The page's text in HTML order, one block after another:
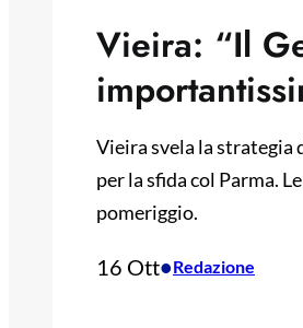
Vieira: “Il
Vieira svela la strategia
per la sfida col Parma.
pomeriggio.
16 Ott•Redazione